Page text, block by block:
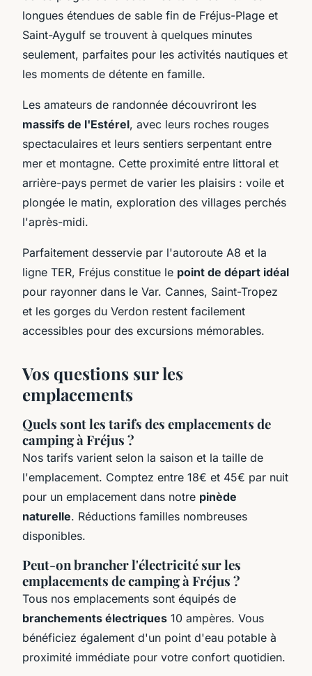
longues étendues de sable fin de Fréjus-Plage et
Saint-Aygulf se trouvent à quelques minutes
seulement, parfaites pour les activités nautiques et
les moments de détente en famille.
Les amateurs de randonnée découvriront les
massifs de l'Estérel, avec leurs roches rouges
spectaculaires et leurs sentiers serpentant entre
mer et montagne. Cette proximité entre littoral et
arrière-pays permet de varier les plaisirs : voile et
plongée le matin, exploration des villages perchés
l'après-midi.
Parfaitement desservie par l'autoroute A8 et la
ligne TER, Fréjus constitue le point de départ idéal
pour rayonner dans le Var. Cannes, Saint-Tropez
et les gorges du Verdon restent facilement
accessibles pour des excursions mémorables.
Vos questions sur les
emplacements
Quels sont les tarifs des emplacements de
camping à Fréjus ?
Nos tarifs varient selon la saison et la taille de
l'emplacement. Comptez entre 18€ et 45€ par nuit
pour un emplacement dans notre pinède
naturelle. Réductions familles nombreuses
disponibles.
Peut-on brancher l'électricité sur les
emplacements de camping à Fréjus ?
Tous nos emplacements sont équipés de
branchements électriques 10 ampères. Vous
bénéficiez également d'un point d'eau potable à
proximité immédiate pour votre confort quotidien.